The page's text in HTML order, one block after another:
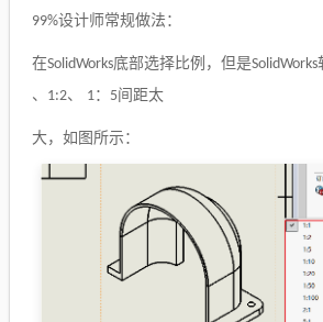
99%设计师常规做法：
在SolidWorks底部选择比例，但是SolidWorks
、 1:2、 1： 5间距太
大，如图所示：